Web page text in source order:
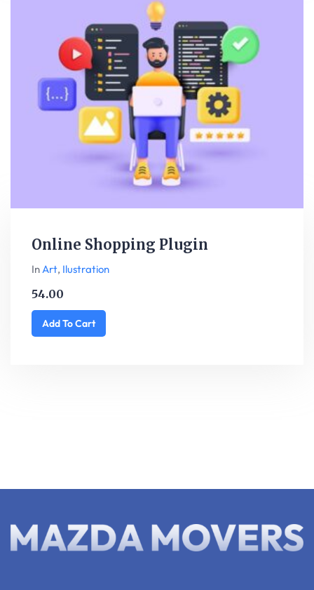
Online Shopping Plugin
In Art, Ilustration
54.00
Add To Cart